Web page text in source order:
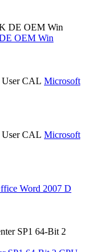
OEM Win
Microsoft
Microsoft
Word 2007 D